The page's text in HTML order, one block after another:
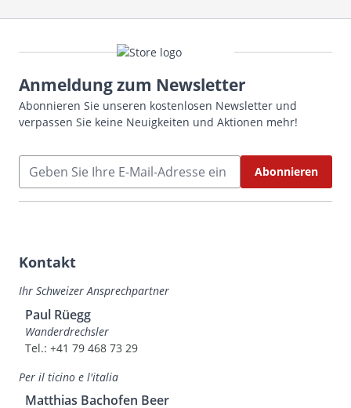
Anmeldung zum Newsletter
Abonnieren Sie unseren kostenlosen Newsletter und
verpassen Sie keine Neuigkeiten und Aktionen mehr!
Abonnieren
Kontakt
Ihr Schweizer Ansprechpartner
Paul Rüegg
Wanderdrechsler
Tel.: +41 79 468 73 29
Per il ticino e l'italia
Matthias Bachofen Beer